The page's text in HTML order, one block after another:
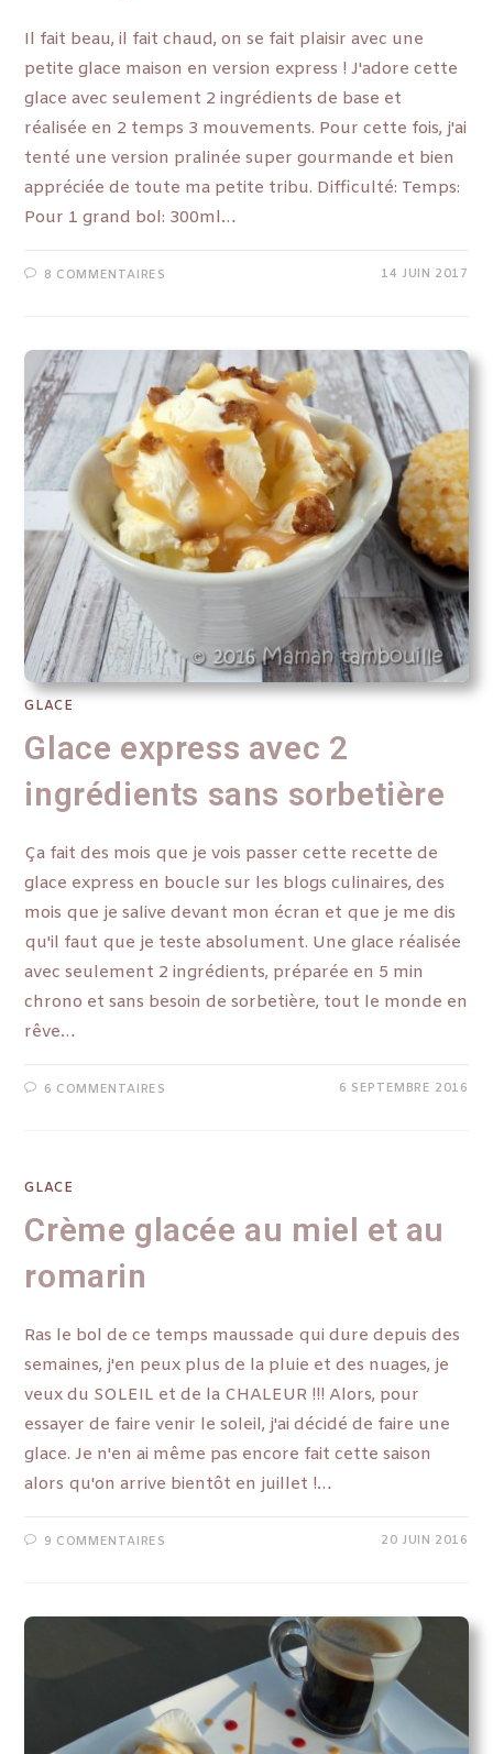
Il fait beau, il fait chaud, on se fait plaisir avec une
petite glace maison en version express ! J'adore cette
glace avec seulement 2 ingrédients de base et
réalisée en 2 temps 3 mouvements. Pour cette fois, j'ai
tenté une version pralinée super gourmande et bien
appréciée de toute ma petite tribu. Difficulté: Temps:
Pour 1 grand bol: 300ml…
8 COMMENTAIRES 14 JUIN 2017
GLACE
Glace express avec 2
ingrédients sans sorbetière
Ça fait des mois que je vois passer cette recette de
glace express en boucle sur les blogs culinaires, des
mois que je salive devant mon écran et que je me dis
qu'il faut que je teste absolument. Une glace réalisée
avec seulement 2 ingrédients, préparée en 5 min
chrono et sans besoin de sorbetière, tout le monde en
rêve…
6 COMMENTAIRES 6 SEPTEMBRE 2016
GLACE
Crème glacée au miel et au
romarin
Ras le bol de ce temps maussade qui dure depuis des
semaines, j'en peux plus de la pluie et des nuages, je
veux du SOLEIL et de la CHALEUR !!! Alors, pour
essayer de faire venir le soleil, j'ai décidé de faire une
glace. Je n'en ai même pas encore fait cette saison
alors qu'on arrive bientôt en juillet !…
9 COMMENTAIRES 20 JUIN 2016